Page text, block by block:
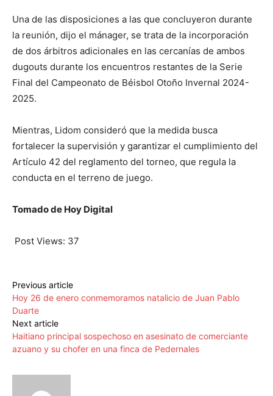
Una de las disposiciones a las que concluyeron durante
la reunión, dijo el mánager, se trata de la incorporación
de dos árbitros adicionales en las cercanías de ambos
dugouts durante los encuentros restantes de la Serie
Final del Campeonato de Béisbol Otoño Invernal 2024-
2025.
Mientras, Lidom consideró que la medida busca
fortalecer la supervisión y garantizar el cumplimiento del
Artículo 42 del reglamento del torneo, que regula la
conducta en el terreno de juego.
Tomado de Hoy Digital
Post Views: 37
Previous article
Hoy 26 de enero conmemoramos natalicio de Juan Pablo
Duarte
Next article
Haitiano principal sospechoso en asesinato de comerciante
azuano y su chofer en una finca de Pedernales